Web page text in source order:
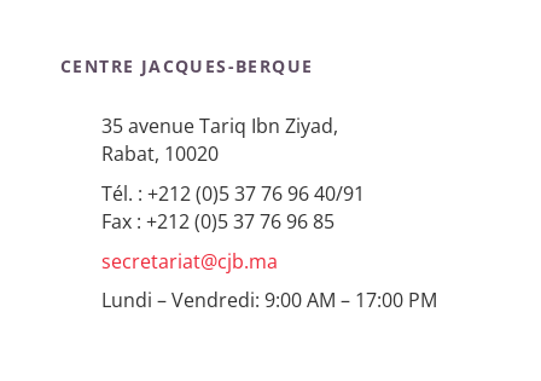
CENTRE JACQUES-BERQUE
35 avenue Tariq Ibn Ziyad,
Rabat, 10020
Tél. : +212 (0)5 37 76 96 40/91
Fax : +212 (0)5 37 76 96 85
secretariat@cjb.ma
Lundi – Vendredi: 9:00 AM – 17:00 PM